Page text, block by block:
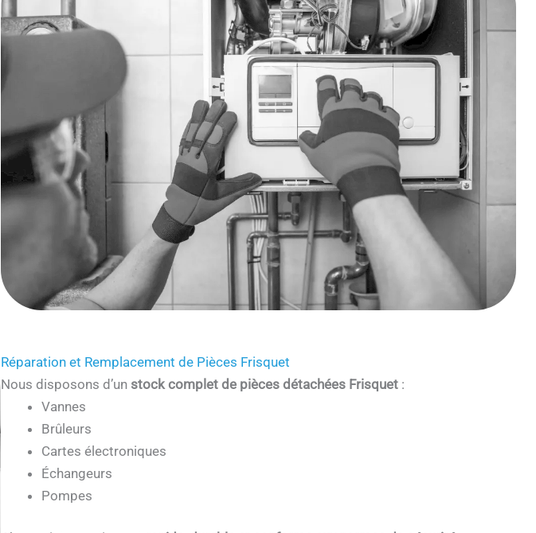
Réparation et Remplacement de Pièces Frisquet
Nous disposons d’un stock complet de pièces détachées Frisquet :
Vannes
Brûleurs
Cartes électroniques
Échangeurs
Pompes